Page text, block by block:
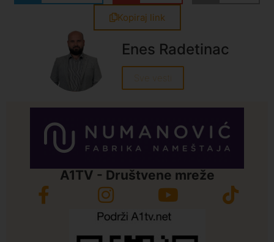
Kopiraj link
Enes Radetinac
Sve vesti
A1TV - Društvene mreže